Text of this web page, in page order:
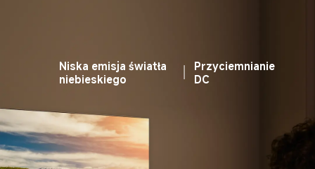
Niska emisja światła
niebieskiego
Przyciemnianie
DC